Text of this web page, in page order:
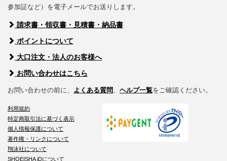
参加証など）を電子メールでお送りします。
請求書・領収書・見積書・納品書
ポイントについて
大口注文・法人のお客様へ
お問い合わせはこちら
お問い合わせの前に、 よくある質問 ヘルプ一覧をご確認ください。
利用規約
特定商取引法に基づく表示
個人情報保護について
著作権・リンクについて
翔泳社について
SHOEISHA iDについて